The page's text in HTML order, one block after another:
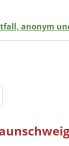
anonym